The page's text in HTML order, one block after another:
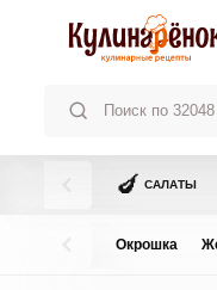
🍆 САЛАТЫ
Окрошка